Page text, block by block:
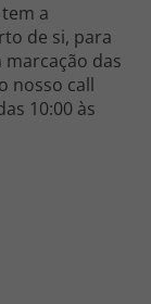
a
de si, para
das
nosso call
10:00 às